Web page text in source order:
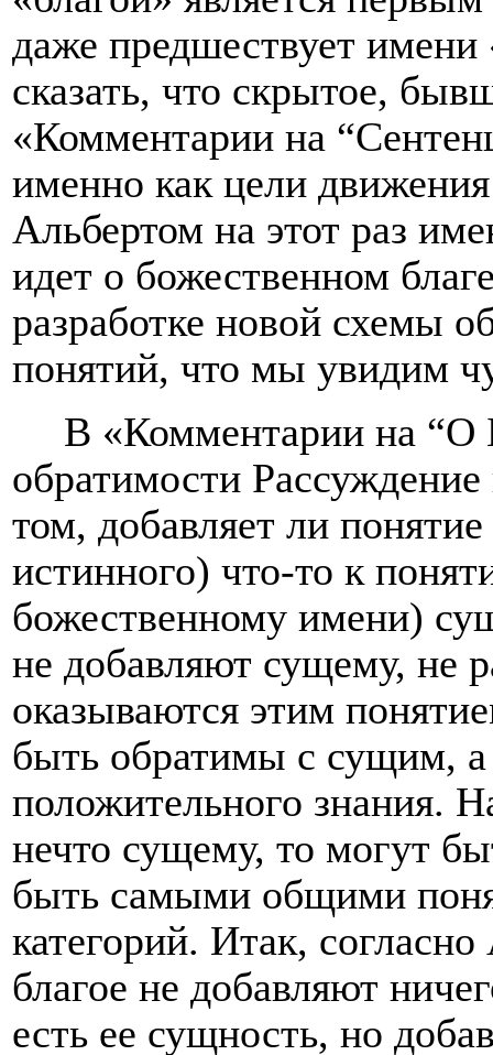
даже предшествует
сказать, что скрытое,
«Комментарии на
именно как цели
Альбертом на этот раз
идет о божественном
разработке новой схемы
понятий, что мы увидим
В «Комментарии на “О
обратимости
том, добавляет ли
истинного) что-то к
божественному имени)
не добавляют сущему, не
оказываются этим
быть обратимы с сущим, а
положительного знания.
нечто сущему, то могут
быть самыми общими
категорий. Итак,
благое не добавляют
есть ее сущность, но